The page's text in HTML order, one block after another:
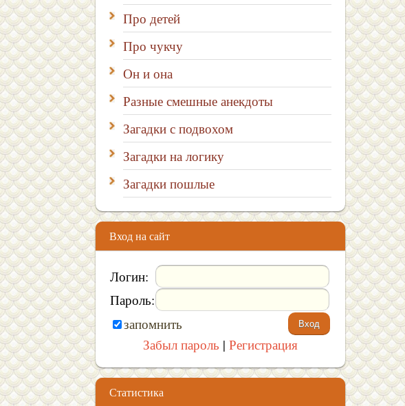
Про детей
Про чукчу
Он и она
Разные смешные анекдоты
Загадки с подвохом
Загадки на логику
Загадки пошлые
Вход на сайт
Логин:
Пароль:
запомнить
Забыл пароль | Регистрация
Статистика